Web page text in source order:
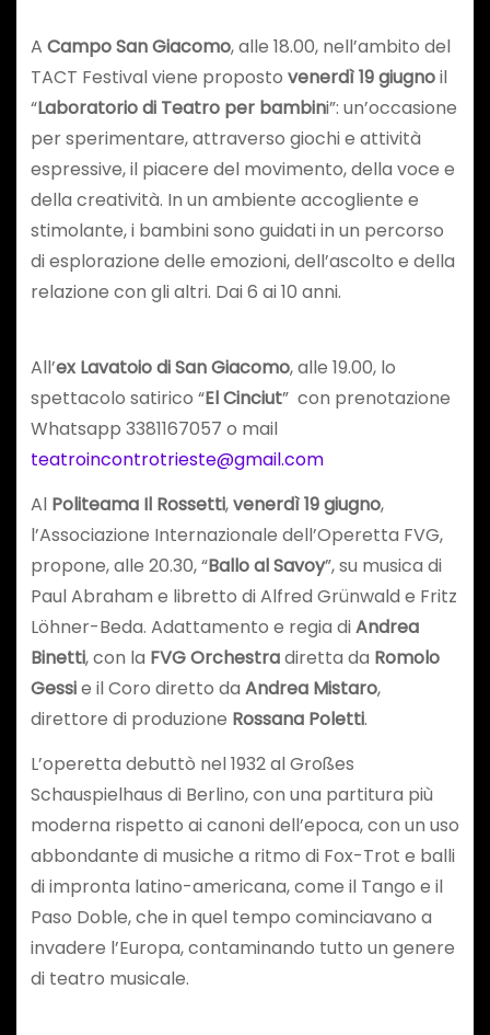
A Campo San Giacomo, alle 18.00, nell’ambito del
TACT Festival viene proposto venerdì 19 giugnoil
“Laboratorio di Teatro per bambini”: un’occasione
per sperimentare, attraverso giochi e attività
espressive, il piacere del movimento, della voce e
della creatività. In un ambiente accogliente e
stimolante, i bambini sono guidati in un percorso
di esplorazione delle emozioni, dell’ascolto e della
relazione con gli altri. Dai 6 ai 10 anni.
All’ex Lavatoio di San Giacomo, alle 19.00, lo
spettacolo satirico “El Cinciut” con prenotazione
Whatsapp 3381167057 o mail
teatroincontrotrieste@gmail.com
Al Politeama Il Rossetti,venerdì 19 giugno,
l’Associazione Internazionale dell’Operetta FVG,
propone, alle 20.30, “Ballo al Savoy”, su musica di
Paul Abraham e libretto di Alfred Grünwald e Fritz
Löhner-Beda. Adattamento e regia diAndrea
Binetti, con la FVG Orchestradiretta da Romolo
Gessie il Coro diretto da Andrea Mistaro,
direttore di produzione Rossana Poletti.
L’operetta debuttò nel 1932 al Großes
Schauspielhaus di Berlino, con una partitura più
moderna rispetto ai canoni dell’epoca, con un uso
abbondante di musiche a ritmo di Fox-Trot e balli
di impronta latino-americana, come il Tango e il
Paso Doble, che in quel tempo cominciavano a
invadere l’Europa, contaminando tutto un genere
di teatro musicale.